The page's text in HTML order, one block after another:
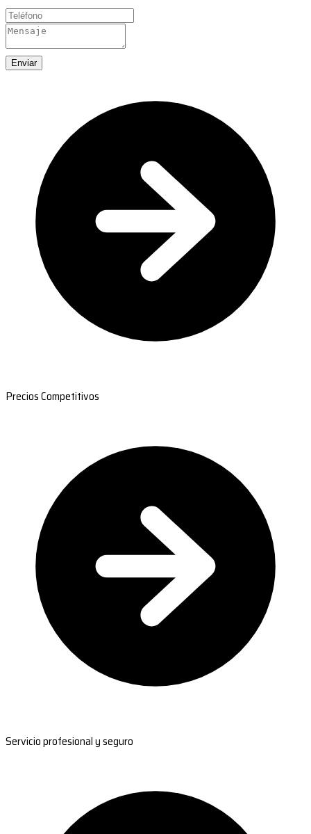
Enviar
Precios Competitivos
Servicio profesional y seguro